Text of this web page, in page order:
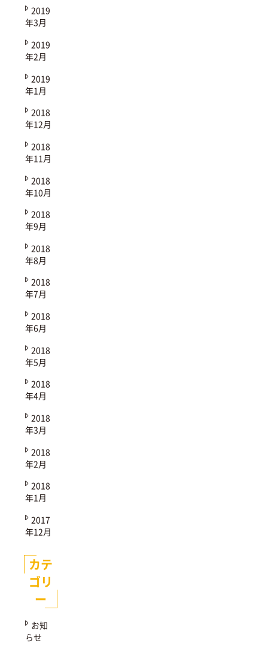
2019
年3月
2019
年2月
2019
年1月
2018
年12月
2018
年11月
2018
年10月
2018
年9月
2018
年8月
2018
年7月
2018
年6月
2018
年5月
2018
年4月
2018
年3月
2018
年2月
2018
年1月
2017
年12月
カテ
ゴリ
ー
お知
らせ